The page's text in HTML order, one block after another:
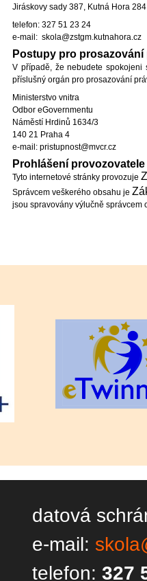
Jiráskovy sady 387, Kutná Hora 284
telefon: 327 51 23 24
e-mail: skola@zstgm.kutnahora.cz
Postupy pro prosazování
V případě, že nebudete spokojeni
příslušný orgán pro prosazování
Ministerstvo vnitra
Odbor eGovernmentu
Náměstí Hrdinů 1634/3
140 21 Praha 4
e-mail: pristupnost@mvcr.cz
Prohlášení
Tyto internetové stránky provozuje
Správcem veškerého obsahu je
jsou spravovány výlučně správcem
datová
e-mail:
telefon: 327